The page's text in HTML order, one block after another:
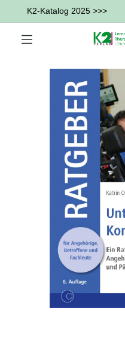
K2-Katalog 2025 >>>